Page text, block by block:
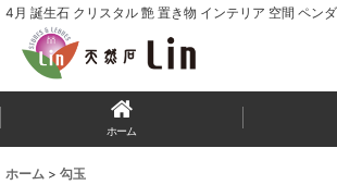
4月 誕生石 クリスタル 艶 置き物 インテリア 空間 ペン
ホーム
ホーム > 勾玉